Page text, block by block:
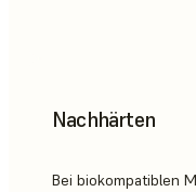
Nachhärten
Bei biokompatiblen